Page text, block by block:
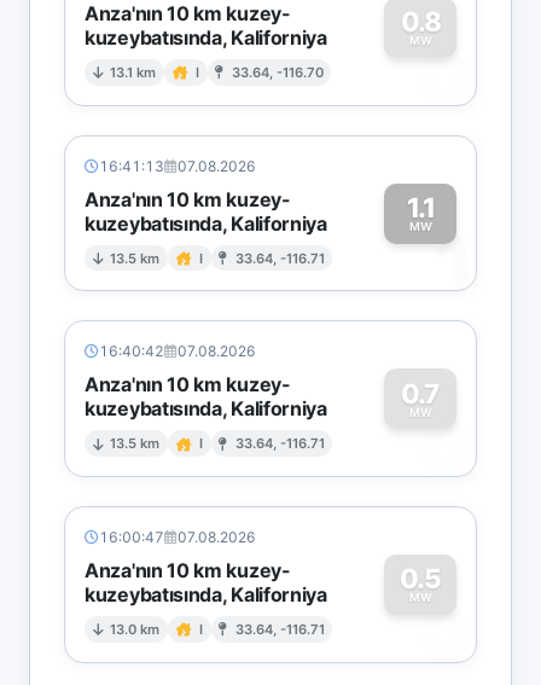
Anza'nın 10 km kuzey-
kuzeybatısında, Kaliforniya
13.1 km I 33.64, -116.70
0.8
MW
0
16:41:13 07.08.2026
Anza'nın 10 km kuzey-
kuzeybatısında, Kaliforniya
13.5 km I 33.64, -116.71
1.1
MW1
16:40:42 07.08.2026
Anza'nın 10 km kuzey-
kuzeybatısında, Kaliforniya
13.5 km I 33.64, -116.71
0.7
MW
0
16:00:47 07.08.2026
Anza'nın 10 km kuzey-
kuzeybatısında, Kaliforniya
13.0 km I 33.64, -116.71
0.5
MW
0